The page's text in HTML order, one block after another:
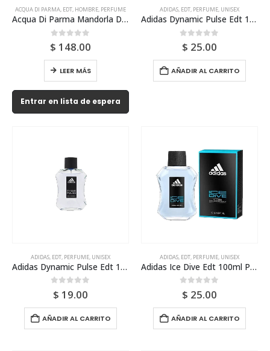
ACQUA DI PARMA, EDT, HOMBRE, PERFUME
Acqua Di Parma Mandorla Di Sicilia 150ml Para Hombre
0 out of 5
$ 148.00
LEER MÁS
Entrar en lista de espera
ADIDAS, EDT, PERFUME, UNISEX
Adidas Dynamic Pulse Edt 100ml Para Hombre
0out of 5
$ 25.00
AÑADIR AL CARRITO
ADIDAS, EDT, PERFUME, UNISEX
Adidas Dynamic Pulse Edt 100ml Tester Para Hombre
0out of 5
$ 19.00
AÑADIR AL CARRITO
ADIDAS, EDT, PERFUME, UNISEX
Adidas Ice Dive Edt 100ml Para Hombre
0out of 5
$ 25.00
AÑADIR AL CARRITO